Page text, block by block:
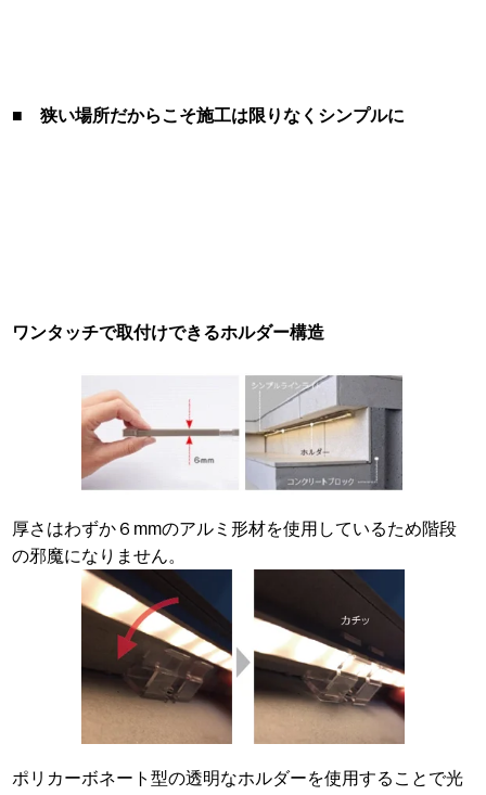
■ 狭い場所だからこそ施工は限りなくシンプルに
ワンタッチで取付けできるホルダー構造
厚さはわずか６mmのアルミ形材を使用しているため階段
の邪魔になりません。
ポリカーボネート型の透明なホルダーを使用することで光